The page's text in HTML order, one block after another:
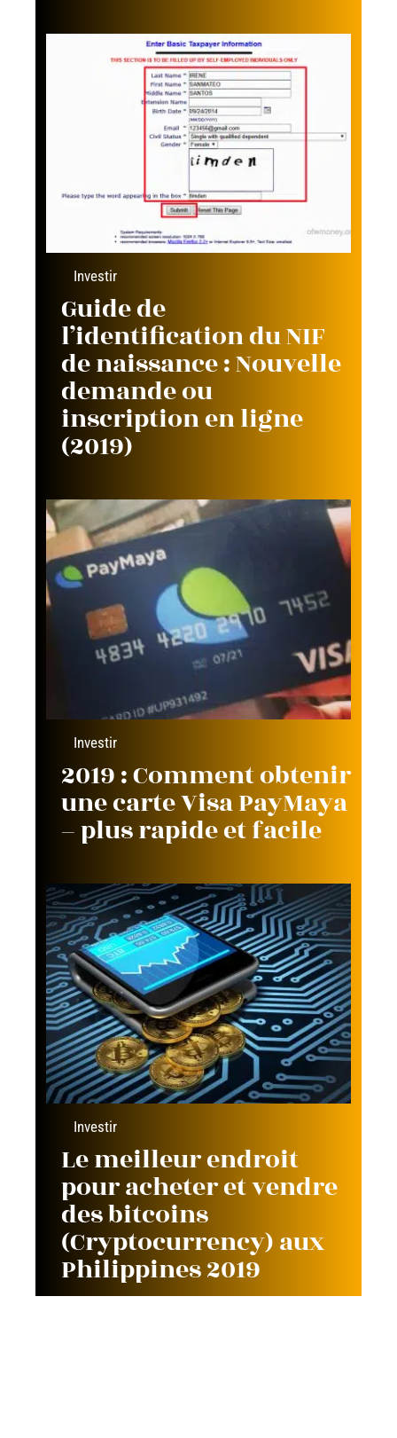
Investir
Guide de
l’identification du NIF
de naissance : Nouvelle
demande ou
inscription en ligne
(2019)
Investir
2019 : Comment obtenir
une carte Visa PayMaya
– plus rapide et facile
Investir
Le meilleur endroit
pour acheter et vendre
des bitcoins
(Cryptocurrency) aux
Philippines 2019